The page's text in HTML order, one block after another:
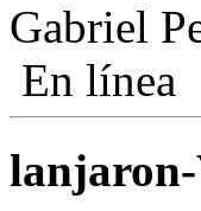
Gabriel
En línea